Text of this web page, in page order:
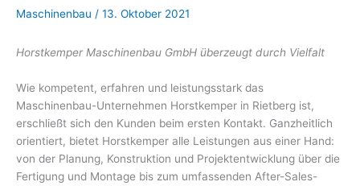
Maschinenbau / 13. Oktober 2021
Horstkemper Maschinenbau GmbH überzeugt durch Vielfalt
Wie kompetent, erfahren und leistungsstark das
Maschinenbau-Unternehmen Horstkemper in Rietberg ist,
erschließt sich den Kunden beim ersten Kontakt. Ganzheitlich
orientiert, bietet Horstkemper alle Leistungen aus einer Hand:
von der Planung, Konstruktion und Projektentwicklung über die
Fertigung und Montage bis zum umfassenden After-Sales-